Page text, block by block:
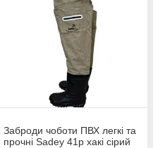
Заброди чоботи ПВХ легкі та
прочні Sadey 41р хакі сірий